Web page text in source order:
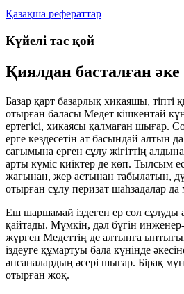
Қазақша рефераттар
Күйелі тас қой
Қиялдан басталған әке
Базар қарт базарлық хикаяшы, тіпті
отырған баласы Медет кішкентай
ертегісі, хикаясы қалмаған шығар.
ерге кездесетін ат басындай алтын
сағымына ерген сұлу жігіттің
арты күміс киіктер де көп. Тылсым
жағынан, жер астынан табылатын,
отырған сұлу перизат шаһзадалар
Еш шаршамай іздеген ер сол
қайтады. Мүмкін, дәл бүгін
жүрген Медеттің де алтынға
іздеуге құмартуы бала күнінде
әпсаналардың әсері шығар. Бірақ
отырған жоқ.